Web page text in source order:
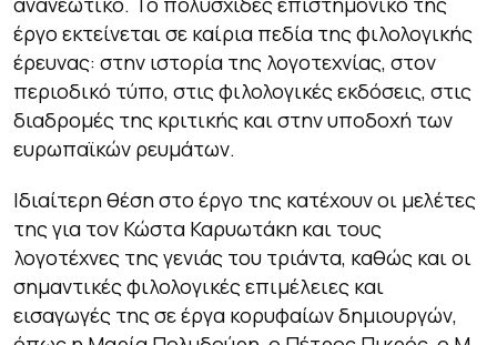
έργο εκτείνεται σε καίρια πεδία της φιλολογικής
έρευνας: στην ιστορία της λογοτεχνίας, στον
περιοδικό τύπο, στις φιλολογικές εκδόσεις, στις
διαδρομές της κριτικής και στην υποδοχή των
ευρωπαϊκών ρευμάτων.
Ιδιαίτερη θέση στο έργο της κατέχουν οι μελέτες
της για τον Κώστα Καρυωτάκη και τους
λογοτέχνες της γενιάς του τριάντα, καθώς και οι
σημαντικές φιλολογικές επιμέλειες και
εισαγωγές της σε έργα κορυφαίων δημιουργών,